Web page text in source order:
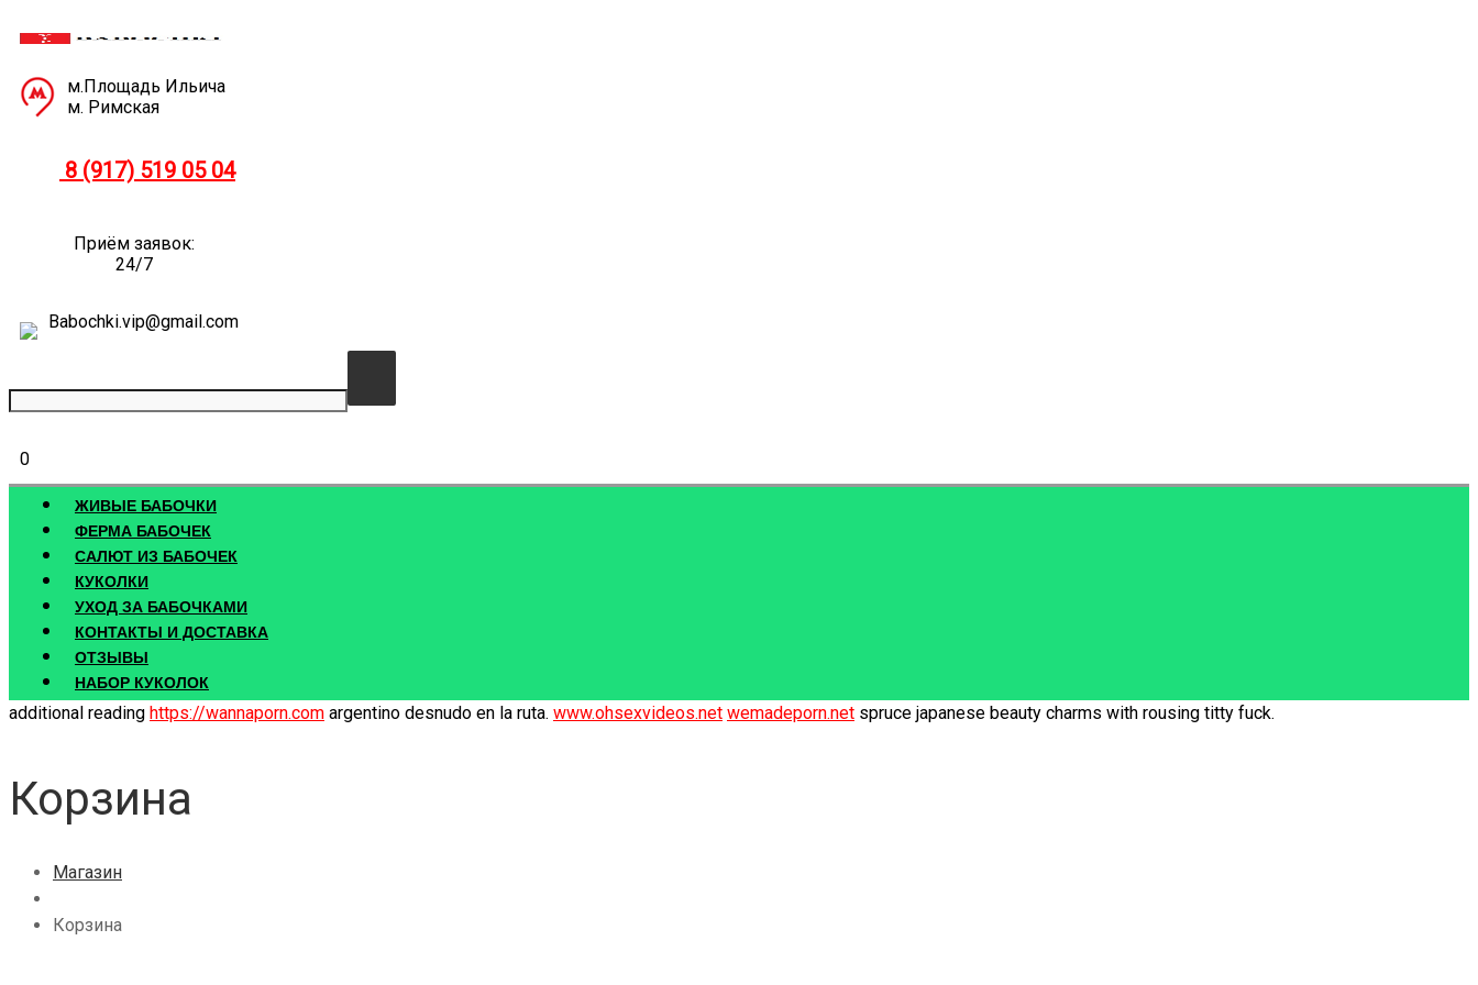
м.Площадь Ильича
м. Римская
8 (917) 519 05 04
Приём заявок:
24/7
Babochki.vip@gmail.com
0
ЖИВЫЕ БАБОЧКИ
ФЕРМА БАБОЧЕК
САЛЮТ ИЗ БАБОЧЕК
КУКОЛКИ
УХОД ЗА БАБОЧКАМИ
КОНТАКТЫ И ДОСТАВКА
ОТЗЫВЫ
НАБОР КУКОЛОК
additional reading https://wannaporn.com argentino desnudo en la ruta. www.ohsexvideos.net wemadeporn.net spruce japanese beauty charms with rousing titty fuck.
Корзина
Магазин
Корзина